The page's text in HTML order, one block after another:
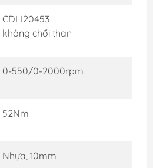
CDLI20453
không chổi than
0-550/0-2000rpm
52Nm
Nhựa, 10mm